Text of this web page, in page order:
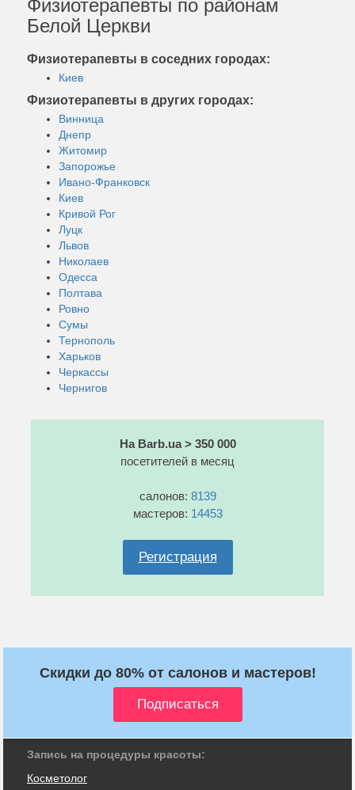
Физиотерапевты по районам
Белой Церкви
Физиотерапевты в соседних городах:
Киев
Физиотерапевты в других городах:
Винница
Днепр
Житомир
Запорожье
Ивано-Франковск
Киев
Кривой Рог
Луцк
Львов
Николаев
Одесса
Полтава
Ровно
Сумы
Тернополь
Харьков
Черкассы
Чернигов
На Barb.ua > 350 000
посетителей в месяц
салонов: 8139
мастеров: 14453
Регистрация
Скидки до 80% от салонов и мастеров!
Запись на процедуры красоты:
Косметолог